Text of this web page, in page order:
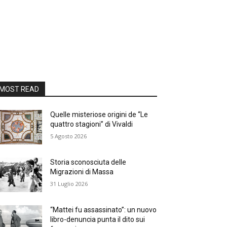
READ
Quelle misteriose origini de “Le
quattro stagioni” di Vivaldi
5 Agosto 2026
Storia sconosciuta delle
Migrazioni di Massa
31 Luglio 2026
“Mattei fu assassinato”: un nuovo
libro-denuncia punta il dito sui